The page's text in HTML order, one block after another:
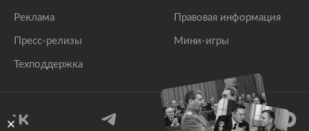
Реклама
Пресс-релизы
Техподдержка
Правовая информация
Мини-игры